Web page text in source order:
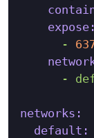
expose:
-
-
networks:
default: